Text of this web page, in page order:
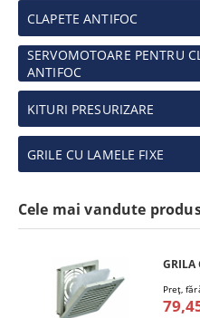
CLAPETE ANTIFOC
SERVOMOTOARE PENTRU
ANTIFOC
KITURI PRESURIZARE
GRILE CU LAMELE FIXE
Cele mai vandute
Preţ,